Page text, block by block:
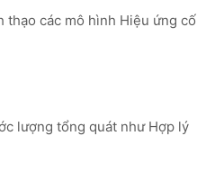
thạo các mô hình Hiệu ứng cố
lượng tổng quát như Hợp lý